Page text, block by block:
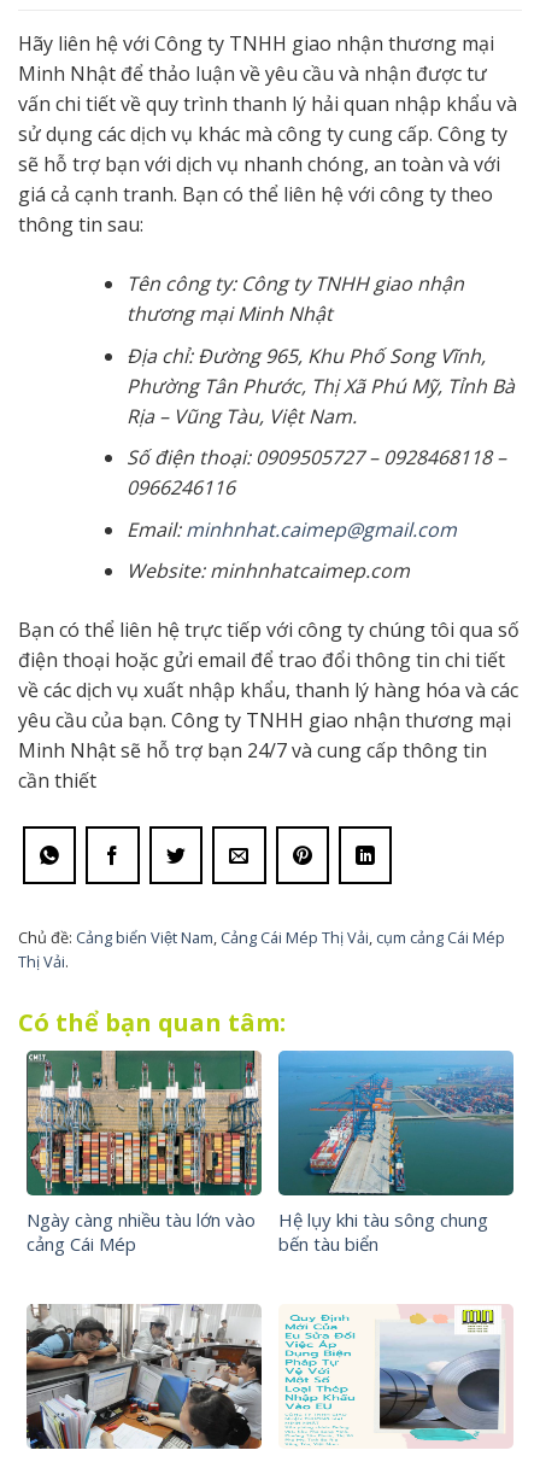
Hãy liên hệ với Công ty TNHH giao nhận thương mại
Minh Nhật để thảo luận về yêu cầu và nhận được tư
vấn chi tiết về quy trình thanh lý hải quan nhập khẩu và
sử dụng các dịch vụ khác mà công ty cung cấp. Công ty
sẽ hỗ trợ bạn với dịch vụ nhanh chóng, an toàn và với
giá cả cạnh tranh. Bạn có thể liên hệ với công ty theo
thông tin sau:
Tên công ty: Công ty TNHH giao nhận
thương mại Minh Nhật
Địa chỉ: Đường 965, Khu Phố Song Vĩnh,
Phường Tân Phước, Thị Xã Phú Mỹ, Tỉnh Bà
Rịa – Vũng Tàu, Việt Nam.
Số điện thoại: 0909505727 – 0928468118 –
0966246116
Email:minhnhat.caimep@gmail.com
Website: minhnhatcaimep.com
Bạn có thể liên hệ trực tiếp với công ty chúng tôi qua số
điện thoại hoặc gửi email để trao đổi thông tin chi tiết
về các dịch vụ xuất nhập khẩu, thanh lý hàng hóa và các
yêu cầu của bạn. Công ty TNHH giao nhận thương mại
Minh Nhật sẽ hỗ trợ bạn 24/7 và cung cấp thông tin
cần thiết
Chủ đề: Cảng biển Việt Nam, Cảng Cái Mép Thị Vải, cụm cảng Cái Mép
Thị Vải.
Có thể bạn quan tâm:
Ngày càng nhiều tàu lớn vào
cảng Cái Mép
Hệ lụy khi tàu sông chung
bến tàu biển